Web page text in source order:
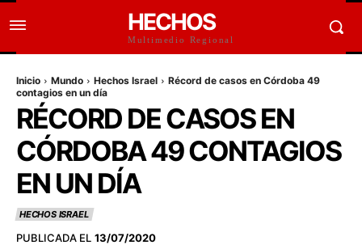
HECHOS
Multimedio Regional
Inicio Mundo Hechos Israel
Récord de casos en Córdoba 49
contagios en un día
RÉCORD DE CASOS EN
CÓRDOBA 49 CONTAGIOS
EN UN DÍA
HECHOS ISRAEL
PUBLICADA EL 13/07/2020